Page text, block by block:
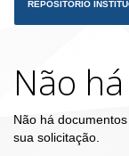
REPOSITÓRIO
Não
Não há
sua solicitação.